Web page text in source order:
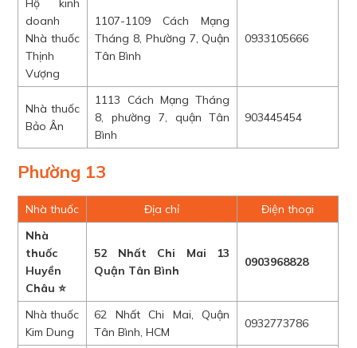
Hộ kinh
doanh
Nhà thuốc
Thịnh
Vượng
1107-1109 Cách Mạng
Tháng 8, Phường 7, Quận
Tân Bình
0933105666
Nhà thuốc
Bảo Ân
1113 Cách Mạng Tháng
8, phường 7, quận Tân
Bình
903445454
Phường 13
Nhà thuốc Địa chỉ
Điện thoại
Nhà
thuốc
Huyền
Châu ⭐
52 Nhất Chi Mai 13
Quận Tân Bình
0903968828
Nhà thuốc
Kim Dung
62 Nhất Chi Mai, Quận
Tân Bình, HCM
0932773786